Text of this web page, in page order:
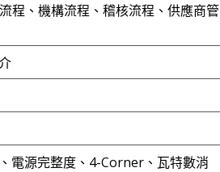
程、機構流程、稽核流程、供應商管
電源完整度、4-Corner、瓦特數消